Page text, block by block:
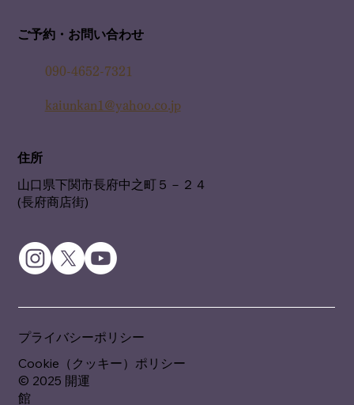
ご予約・お問い合わせ
090-4652-7321
kaiunkan1@yahoo.co.jp
住所
山口県下関市長府中之町５－２４
(長府商店街)
プライバシーポリシー
Cookie（クッキー）ポリシー
© 2025 開運
館